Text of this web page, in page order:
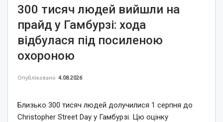
300 тисяч людей вийшли на
прайд у Гамбурзі: хода
відбулася під посиленою
охороною
Опубліковано 4.08.2026
Близько 300 тисяч людей долучилися 1 серпня до
Christopher Street Day у Гамбурзі. Цю оцінку